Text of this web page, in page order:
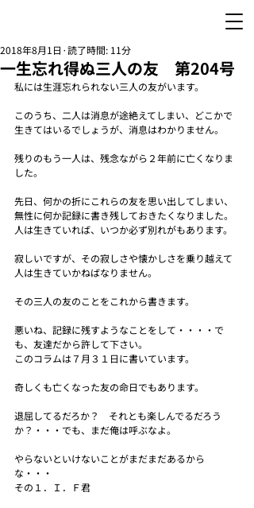
一生忘れ得ぬ三人の友 第204号
2018年8月1日 読了時間: 11分
私には生涯忘れられない三人の友がいます。
このうち、二人は消息が途絶えてしまい、どこかで
生きてはいるでしょうが、消息はわかりません。
残りのもう一人は、残念ながら２年前に亡くなりま
した。
先日、何かの折にこれらの友を思い出してしまい、
無性に何か記録に書き残しておきたくなりました。
人は生きていれば、いつか必ず別れがもあります。
寂しいですが、その寂しさや懐かしさを乗り越えて
人は生きていかねばなりません。
その三人の友のことをこれから書きます。
悪いね、記録に残すようなことをして・・・・で
も、友達だから許して下さい。
このコラムは７月３１日に書いています。
奇しくも亡くなった友の命日でもあります。
退屈してるだろか？　それとも楽しんでるだろう
か？・・・でも、まだ俺は呼ぶなよ。
やらないといけないことがまだまだあるから
な・・・
その１．Ｉ．Ｆ君